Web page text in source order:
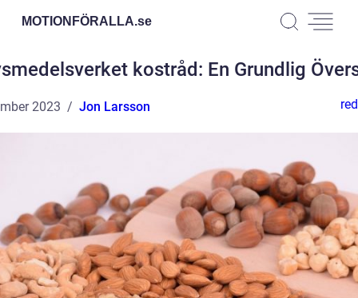
MOTIONFÖRALLA.se
kostråd: En Grundlig
2023 Jon Larsson